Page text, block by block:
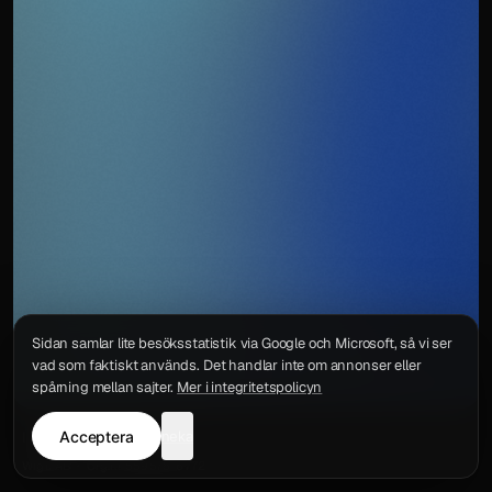
IntegritetspolicyKontakt
Sidan samlar lite besöksstatistik via Google och Microsoft, så vi ser
vad som faktiskt används. Det handlar inte om annonser eller
spårning mellan sajter. Mer i integritetspolicyn
Acceptera neka